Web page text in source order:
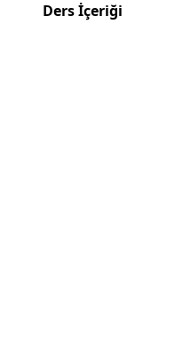
Ders İçeriği